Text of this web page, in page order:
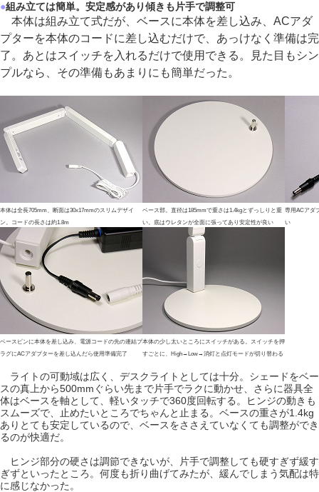
●組み立ては簡単。安定感があり傾きも片手で調整可
本体は組み立て式だが、ベースに本体を差し込み、ACアダ
プターを本体のコードに差し込むだけで、あっけなく準備は完
了。あとはスイッチを入れるだけで使用できる。見た目もシン
プルなら、その準備もあまりにも簡単だった。
本体は全長705mm、断面は30x17mmのスリムデザイ
ン。コードの長さは約1.8m
ベース部。直径は185mmで重さは1.4kgとずっしりと重
い。底はウレタンが全面に張ってあり安定性が良い
専用ACアダ
い
ベースピンに本体を差し込み、電源コードの先の連結プ
ラグにACアダプターを差し込んだら使用準備完了
本体の少し太いところにスイッチがある。スイッチを押
すごとに、High→Low→消灯と点灯モードが切り替わる
ライトの可動域は広く、デスクライトとしては十分。シェードをベー
スの真上から500mmぐらい先まで片手でラクに動かせ、さらに器具全
体はベースを軸として、軽いタッチで360度回転する。ヒンジの動きも
スムーズで、止めたいところでちゃんと止まる。ベースの重さが1.4kg
ありとても安定しているので、ベースをささえていなくても調整ができ
るのが快適だ。
ヒンジ部分の硬さは調節できないが、片手で調整しても硬すぎず緩す
ぎずといったところ。何度も折り曲げてみたが、緩んでしまう気配は特
に感じなかった。